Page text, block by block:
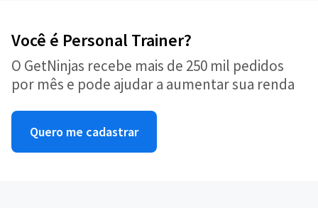
Você é Personal Trainer?
O GetNinjas recebe mais de 250 mil pedidos
por mês e pode ajudar a aumentar sua renda
Quero me cadastrar